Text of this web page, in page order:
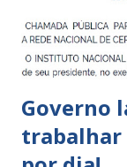
Indígena, e
Governo
trabalhar